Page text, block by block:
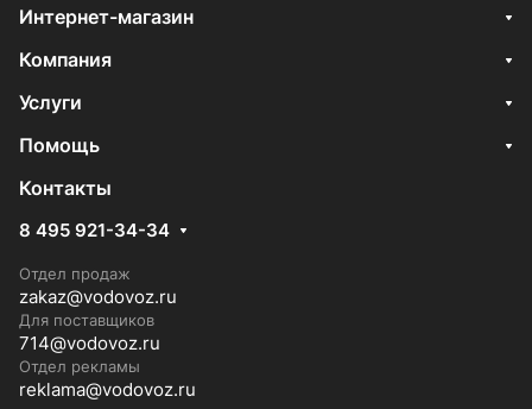
Интернет-магазин
Компания
Услуги
Помощь
Контакты
8 495 921-34-34
Отдел продаж
zakaz@vodovoz.ru
Для поставщиков
714@vodovoz.ru
Отдел рекламы
reklama@vodovoz.ru